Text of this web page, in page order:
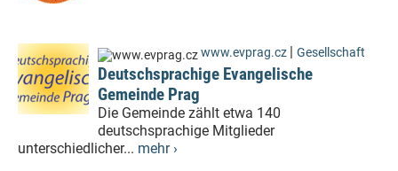
www.evprag.cz Gesellschaft
Deutschsprachige Evangelische
Gemeinde Prag
Die Gemeinde zählt etwa 140
deutschsprachige Mitglieder
unterschiedlicher... mehr ›